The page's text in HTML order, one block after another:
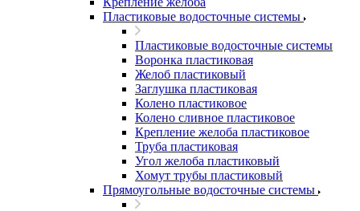
Пластиковые водосточные системы
Пластиковые водосточные системы
Воронка пластиковая
Желоб пластиковый
Заглушка пластиковая
Колено пластиковое
Колено сливное пластиковое
Крепление желоба пластиковое
Труба пластиковая
Угол желоба пластиковый
Хомут трубы пластиковый
Прямоугольные водосточные системы